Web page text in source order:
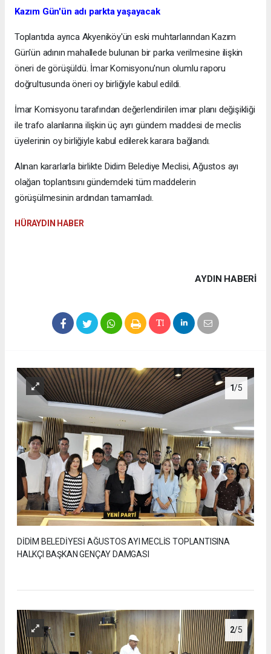
Kazım Gün'ün adı parkta yaşayacak
Toplantıda ayrıca Akyeniköy'ün eski muhtarlarından Kazım
Gün'ün adının mahallede bulunan bir parka verilmesine ilişkin
öneri de görüşüldü. İmar Komisyonu'nun olumlu raporu
doğrultusunda öneri oy birliğiyle kabul edildi.
İmar Komisyonu tarafından değerlendirilen imar planı değişikliği
ile trafo alanlarına ilişkin üç ayrı gündem maddesi de meclis
üyelerinin oy birliğiyle kabul edilerek karara bağlandı.
Alınan kararlarla birlikte Didim Belediye Meclisi, Ağustos ayı
olağan toplantısını gündemdeki tüm maddelerin
görüşülmesinin ardından tamamladı.
HÜRAYDIN HABER
AYDIN HABERİ
1/5
DİDİM BELEDİYESİ AĞUSTOS AYI MECLİS TOPLANTISINA
HALKÇI BAŞKAN GENÇAY DAMGASI
2/5